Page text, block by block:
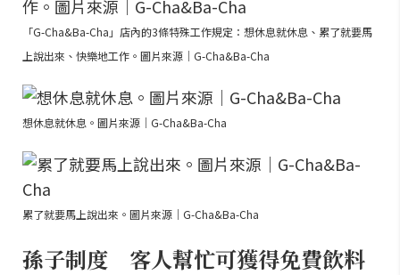
「G-Cha&Ba-Cha」店內的3條特殊工作規定：想休息就休息、累了就要馬
上說出來、快樂地工作。圖片來源｜G-Cha&Ba-Cha
想休息就休息。圖片來源｜G-Cha&Ba-Cha
累了就要馬上說出來。圖片來源｜G-Cha&Ba-Cha
孫子制度 客人幫忙可獲得免費飲料